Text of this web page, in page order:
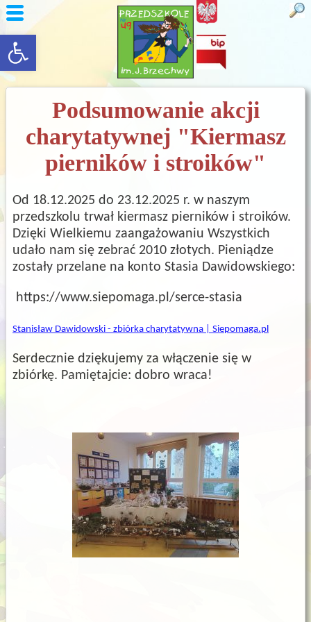
rozwiń/zwiń panel
Podsumowanie akcji
charytatywnej "Kiermasz
pierników i stroików"
Od 18.12.2025 do 23.12.2025 r. w naszym
przedszkolu trwał kiermasz pierników i stroików.
Dzięki Wielkiemu zaangażowaniu Wszystkich
udało nam się zebrać 2010 złotych. Pieniądze
zostały przelane na konto Stasia Dawidowskiego:
https://www.siepomaga.pl/serce-stasia
Stanisław Dawidowski - zbiórka charytatywna | Siepomaga.pl
Serdecznie dziękujemy za włączenie się w
zbiórkę. Pamiętajcie: dobro wraca!